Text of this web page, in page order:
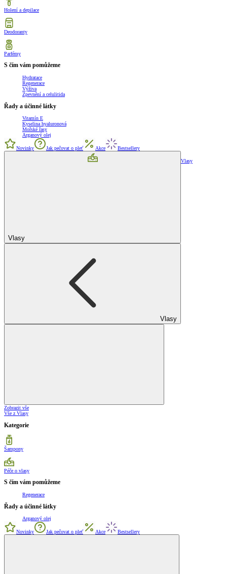
Holení a depilace
Deodoranty
Parfémy
S čím vám pomůžeme
Hydratace
Regenerace
Výživa
Zpevnění a celulitida
Řady a účinné látky
Vitamín E
Kyselina hyaluronová
Mořské řasy
Arganový olej
Novinky Jak pečovat o pleť Akce Bestsellery
Vlasy
Vlasy
Vlasy
Zobrazit vše
Vše z Vlasy
Kategorie
Šampony
Péče o vlasy
S čím vám pomůžeme
Regenerace
Řady a účinné látky
Arganový olej
Novinky Jak pečovat o pleť Akce Bestsellery